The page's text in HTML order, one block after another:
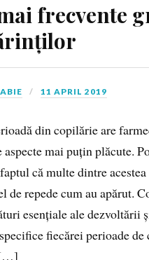
frecvente
11 APRIL 2019
din copilărie are
aspecte mai puțin plăcute.
că multe dintre
de repede cum au apărut.
esențiale ale dezvoltării
fiecărei perioade de
[…]